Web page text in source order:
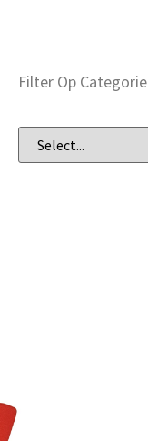
Filter Op Categorie